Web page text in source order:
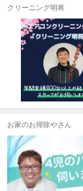
クリーニング明将
お家のお掃除やさん